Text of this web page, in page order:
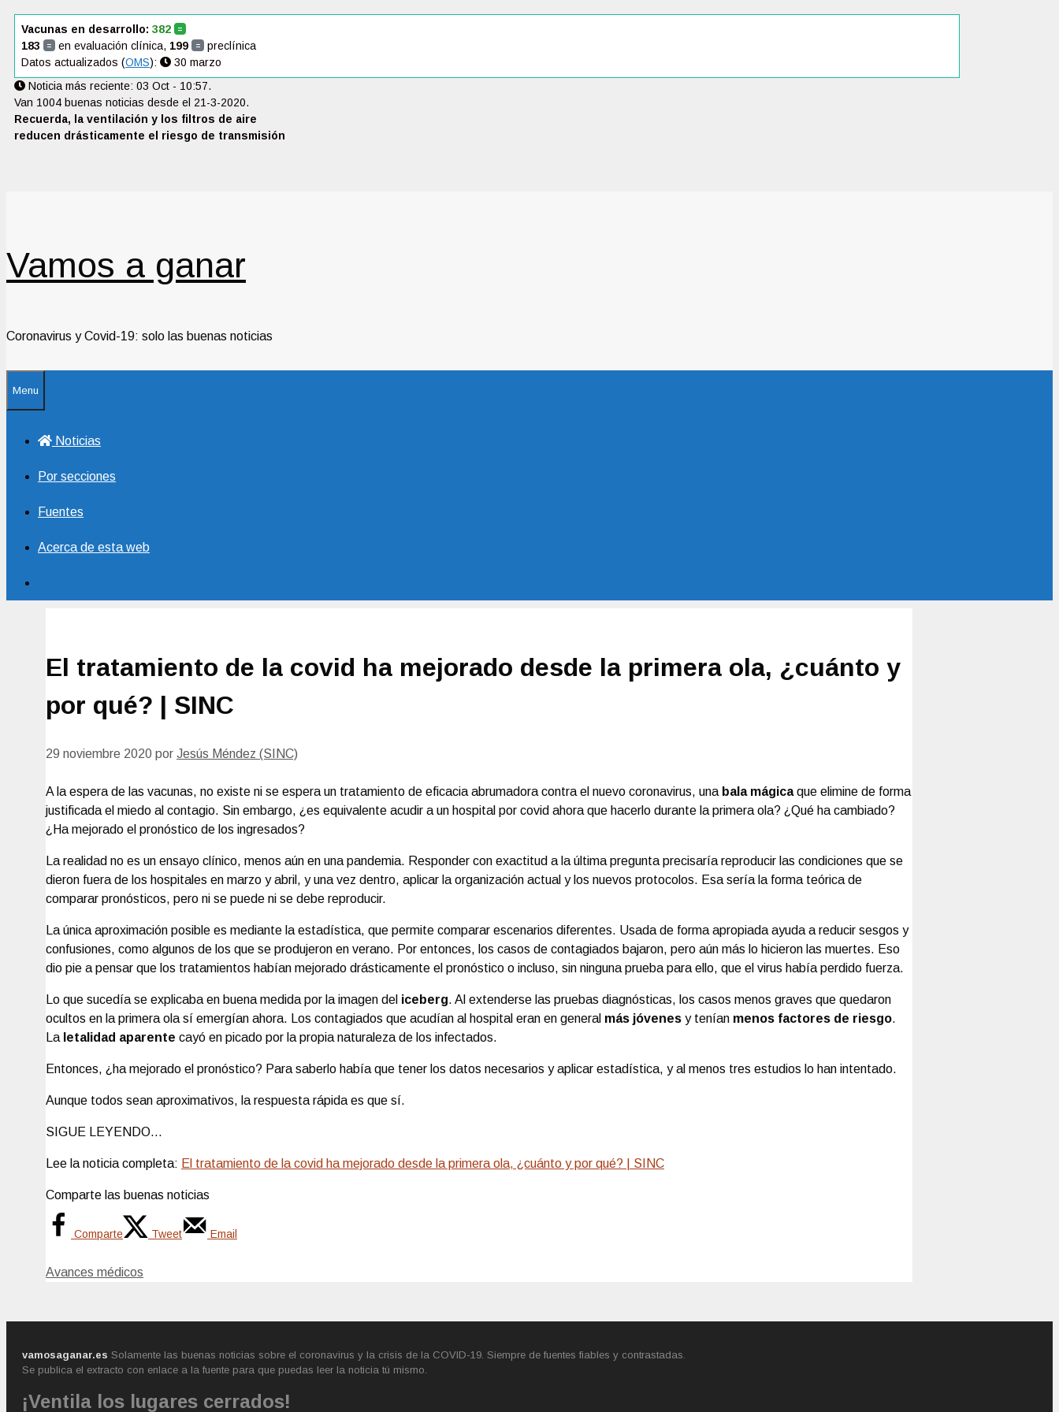
Saltar
contenido
Vacunas en desarrollo: 382 =
183 = en evaluación clínica, 199 = preclínica
Datos actualizados (OMS):
30 marzo
Noticia más reciente: 03 Oct - 10:57.
Van 1004 buenas noticias desde el 21-3-2020.
Recuerda, la ventilación y los filtros de aire
reducen drásticamente el riesgo de transmisión
Vamos a ganar
Coronavirus y Covid-19: solo las buenas noticias
Menu
Noticias
Por secciones
Fuentes
Acerca de esta web
El tratamiento de la covid ha mejorado desde la primera ola, ¿cuánto y
por qué? | SINC
29 noviembre 2020 por Jesús Méndez (SINC)
A la espera de las vacunas, no existe ni se espera un tratamiento de eficacia abrumadora contra el nuevo coronavirus, una bala mágicaque elimine de forma
justificada el miedo al contagio. Sin embargo, ¿es equivalente acudir a un hospital por covid ahora que hacerlo durante la primera ola? ¿Qué ha cambiado?
¿Ha mejorado el pronóstico de los ingresados?
La realidad no es un ensayo clínico, menos aún en una pandemia. Responder con exactitud a la última pregunta precisaría reproducir las condiciones que se
dieron fuera de los hospitales en marzo y abril, y una vez dentro, aplicar la organización actual y los nuevos protocolos. Esa sería la forma teórica de
comparar pronósticos, pero ni se puede ni se debe reproducir.
La única aproximación posible es mediante la estadística, que permite comparar escenarios diferentes. Usada de forma apropiada ayuda a reducir sesgos y
confusiones, como algunos de los que se produjeron en verano. Por entonces, los casos de contagiados bajaron, pero aún más lo hicieron las muertes. Eso
dio pie a pensar que los tratamientos habían mejorado drásticamente el pronóstico o incluso, sin ninguna prueba para ello, que el virus había perdido fuerza.
Lo que sucedía se explicaba en buena medida por la imagen del iceberg. Al extenderse las pruebas diagnósticas, los casos menos graves que quedaron
ocultos en la primera ola sí emergían ahora. Los contagiados que acudían al hospital eran en general más jóvenes y tenían menos factores de riesgo.
La letalidad aparente cayó en picado por la propia naturaleza de los infectados.
Entonces, ¿ha mejorado el pronóstico? Para saberlo había que tener los datos necesarios y aplicar estadística, y al menos tres estudios lo han intentado.
Aunque todos sean aproximativos, la respuesta rápida es que sí.
SIGUE LEYENDO…
Lee la noticia completa: El tratamiento de la covid ha mejorado desde la primera ola, ¿cuánto y por qué? | SINC
Comparte las buenas noticias
Comparte Tweet Email
Categorías
Avances médicos
vamosaganar.es Solamente las buenas noticias sobre el coronavirus y la crisis de la COVID-19. Siempre de fuentes fiables y contrastadas.
Se publica el extracto con enlace a la fuente para que puedas leer la noticia tú mismo.
¡Ventila los lugares cerrados!